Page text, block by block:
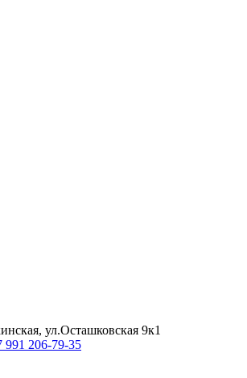
ул.Осташковская 9к1
991 206-79-35